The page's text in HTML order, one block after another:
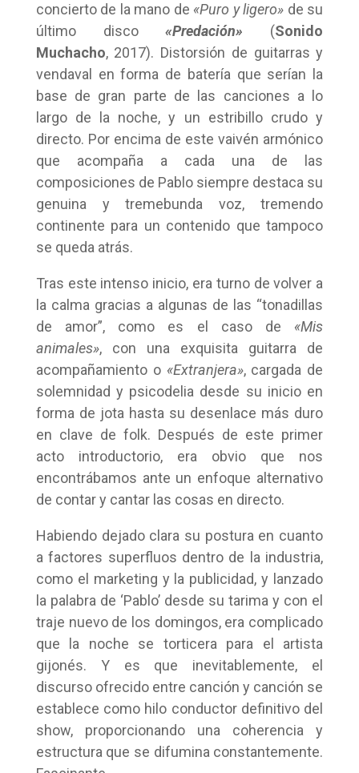
concierto de la mano de «Puro y ligero» de su
último disco«Predación» (Sonido
Muchacho, 2017). Distorsión de guitarras y
vendaval en forma de batería que serían la
base de gran parte de las canciones a lo
largo de la noche, y un estribillo crudo y
directo. Por encima de este vaivén armónico
que acompaña a cada una de las
composiciones de Pablo siempre destaca su
genuina y tremebunda voz, tremendo
continente para un contenido que tampoco
se queda atrás.
Tras este intenso inicio, era turno de volver a
la calma gracias a algunas de las “tonadillas
de amor”, como es el caso de «Mis
animales», con una exquisita guitarra de
acompañamiento o «Extranjera», cargada de
solemnidad y psicodelia desde su inicio en
forma de jota hasta su desenlace más duro
en clave de folk. Después de este primer
acto introductorio, era obvio que nos
encontrábamos ante un enfoque alternativo
de contar y cantar las cosas en directo.
Habiendo dejado clara su postura en cuanto
a factores superfluos dentro de la industria,
como el marketing y la publicidad, y lanzado
la palabra de ‘Pablo’ desde su tarima y con el
traje nuevo de los domingos, era complicado
que la noche se torticera para el artista
gijonés. Y es que inevitablemente, el
discurso ofrecido entre canción y canción se
establece como hilo conductor definitivo del
show, proporcionando una coherencia y
estructura que se difumina constantemente.